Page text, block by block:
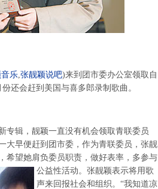
乐,张靓颖说吧)来到团市委办公室领取自
份还会赶到美国与喜多郎录制歌曲。
辑，靓颖一直没有机会领取青联委员
大早便赶到团市委，作为青联委员，张靓
希望她肩负委员职责，做好表率，多参与
公益性活动。 张靓颖表示将用歌
声来回报社会和组织。“我知道凉